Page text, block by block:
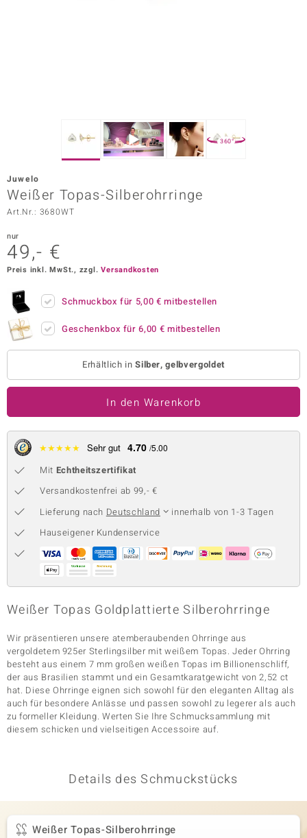
Vogue
Paraíso
BY DE MELO
Classics
360°
Juwelo
Weißer Topas-Silberohrringe
Art.Nr.: 3680WT
nur
49,- €
Preis inkl. MwSt., zzgl.Versandkosten
Schmuckbox für 5,00 € mitbestellen
Geschenkbox für6,00 € mitbestellen
Erhältlich inSilber, gelbvergoldet
In den Warenkorb
★★★★★ Sehr gut 4.70 /5.00
Mit Echtheitszertifikat
Versandkostenfrei ab 99,- €
Lieferung nach Deutschland
innerhalb von 1-3 Tagen
Hauseigener Kundenservice
Weißer Topas Goldplattierte Silberohrringe
Wir präsentieren unsere atemberaubenden Ohrringe aus
vergoldetem 925er Sterlingsilber mit weißem Topas. Jeder Ohrring
besteht aus einem 7 mm großen weißen Topas im Billionenschliff,
der aus Brasilien stammt und ein Gesamtkaratgewicht von 2,52 ct
hat. Diese Ohrringe eignen sich sowohl für den eleganten Alltag als
auch für besondere Anlässe und passen sowohl zu legerer als auch
zu formeller Kleidung. Werten Sie Ihre Schmucksammlung mit
diesem schicken und vielseitigen Accessoire auf.
Details des Schmuckstücks
Weißer Topas-Silberohrringe